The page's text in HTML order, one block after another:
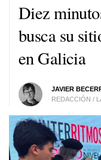
Diez
busca su
en Galicia
JAVIER
REDACCIÓN /